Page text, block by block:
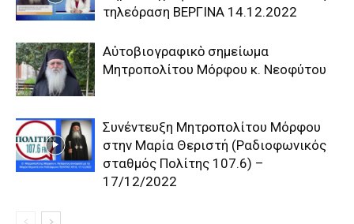
τηλεόραση ΒΕΡΓΙΝΑ 14.12.2022
Αὐτοβιογραφικὸ σημείωμα
Μητροπολίτου Μόρφου κ. Νεοφύτου
Συνέντευξη Μητροπολίτου Μόρφου
στην Μαρία Θεριστή (Ραδιοφωνικός
σταθμός Πολίτης 107.6) –
17/12/2022